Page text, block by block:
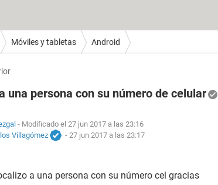
Móviles y tabletas Android
una persona con su número de celular
- Modificado el 27 jun 2017 a las 23:16
Villagómez
- 27 jun 2017 a las 23:17
a una persona con su número cel gracias